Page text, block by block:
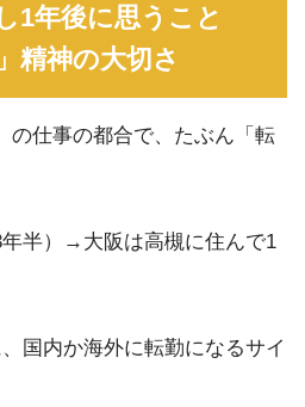
1年後に思うこと
精神の大切さ
の仕事の都合で、たぶん「転
半）→大阪は高槻に住んで1
国内か海外に転勤になるサイ